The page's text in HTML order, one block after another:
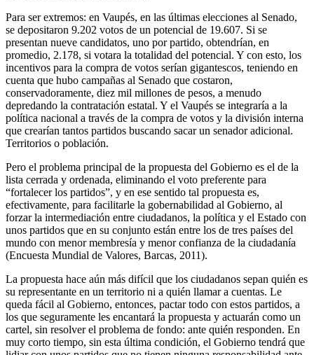
Para ser extremos: en Vaupés, en las últimas elecciones al Senado,
se depositaron 9.202 votos de un potencial de 19.607. Si se
presentan nueve candidatos, uno por partido, obtendrían, en
promedio, 2.178, si votara la totalidad del potencial. Y con esto, los
incentivos para la compra de votos serían gigantescos, teniendo en
cuenta que hubo campañas al Senado que costaron,
conservadoramente, diez mil millones de pesos, a menudo
depredando la contratación estatal. Y el Vaupés se integraría a la
política nacional a través de la compra de votos y la división interna
que crearían tantos partidos buscando sacar un senador adicional.
Territorios o población.
Pero el problema principal de la propuesta del Gobierno es el de la
lista cerrada y ordenada, eliminando el voto preferente para
“fortalecer los partidos”, y en ese sentido tal propuesta es,
efectivamente, para facilitarle la gobernabilidad al Gobierno, al
forzar la intermediación entre ciudadanos, la política y el Estado con
unos partidos que en su conjunto están entre los de tres países del
mundo con menor membresía y menor confianza de la ciudadanía
(Encuesta Mundial de Valores, Barcas, 2011).
La propuesta hace aún más difícil que los ciudadanos sepan quién es
su representante en un territorio ni a quién llamar a cuentas. Le
queda fácil al Gobierno, entonces, pactar todo con estos partidos, a
los que seguramente les encantará la propuesta y actuarán como un
cartel, sin resolver el problema de fondo: ante quién responden. En
muy corto tiempo, sin esta última condición, el Gobierno tendrá que